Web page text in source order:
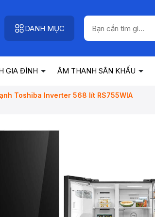
DANH MỤC
GIA ĐÌNH ÂM THANH SÂN KHẤU
Toshiba Inverter 568 lít RS755WIA